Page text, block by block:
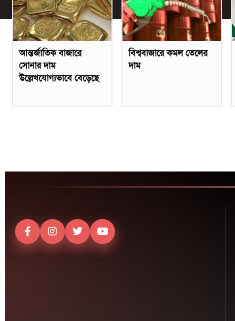
আন্তর্জাতিক বাজারে
সোনার দাম
উল্লেখযোগ্যভাবে বেড়েছে
বিশ্ববাজারে কমল তেলের
দাম